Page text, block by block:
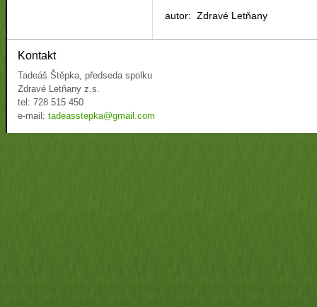
autor: Zdravé Letňany
Kontakt
Tadeáš Štěpka, předseda spolku
Zdravé Letňany z.s.
tel: 728 515 450
e-mail: tadeasstepka@gmail.com